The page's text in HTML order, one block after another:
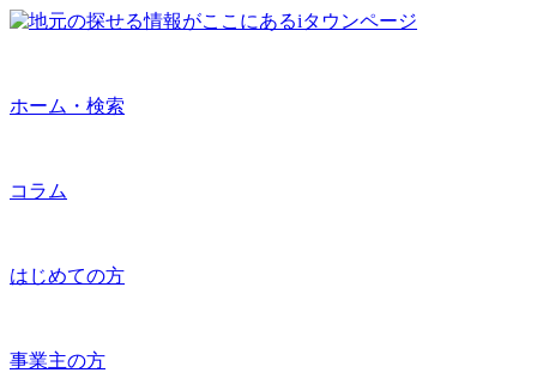
ホーム・検索
コラム
はじめての方
事業主の方